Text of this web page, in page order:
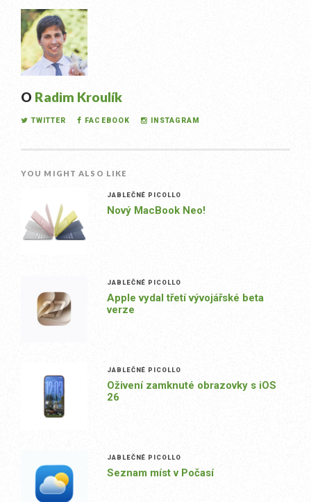
O Radim Kroulík
TWITTER FACEBOOK INSTAGRAM
YOU MIGHT ALSO LIKE
JABLEČNÉ PICOLLO
Nový MacBook Neo!
JABLEČNÉ PICOLLO
Apple vydal třetí vývojářské beta
verze
JABLEČNÉ PICOLLO
Oživení zamknuté obrazovky s iOS
26
JABLEČNÉ PICOLLO
Seznam míst v Počasí